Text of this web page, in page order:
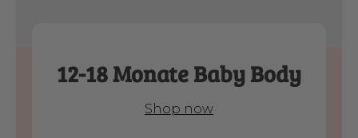
12-18 Monate Baby Body
Shop now